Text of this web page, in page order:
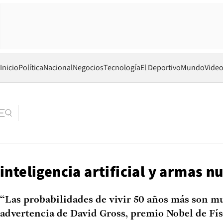
InicioPolíticaNacionalNegociosTecnologíaEl DeportivoMundo
inteligencia artificial y armas
“Las probabilidades de vivir 50 años más son
advertencia de David Gross, premio Nobel de